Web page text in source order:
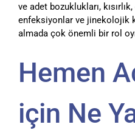
ve adet bozuklukları,
enfeksiyonlar ve jinekolojik
almada çok önemli bir rol
Hemen
için Ne